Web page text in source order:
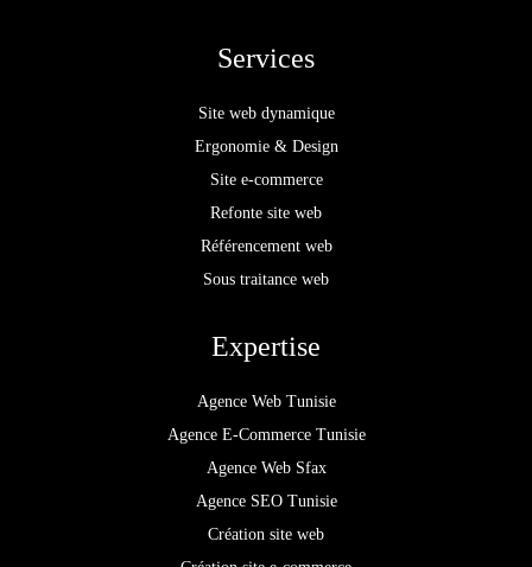
Services
Site web dynamique
Ergonomie & Design
Site e-commerce
Refonte site web
Référencement web
Sous traitance web
Expertise
Agence Web Tunisie
Agence E-Commerce Tunisie
Agence Web Sfax
Agence SEO Tunisie
Création site web